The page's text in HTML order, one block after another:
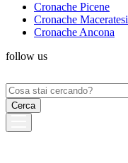
Cronache Picene
Cronache Maceratesi
Cronache Ancona
follow us
Ricerca
per: